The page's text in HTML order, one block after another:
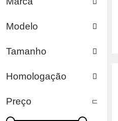
Modelo
Tamanho
Homologação
Preço